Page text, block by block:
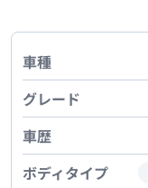
車種
グレード
車歴
ボディタイプ